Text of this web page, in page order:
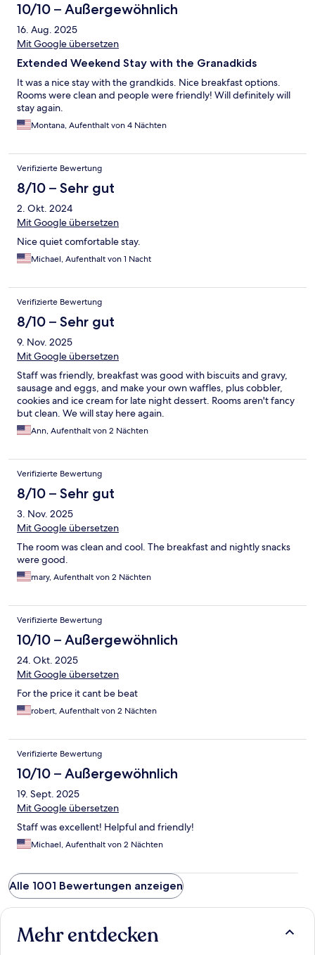
10/10 – Außergewöhnlich
16. Aug. 2025
Mit Google übersetzen
Extended Weekend Stay with the Granadkids
It was a nice stay with the grandkids. Nice breakfast options.
Rooms were clean and people were friendly! Will definitely will
stay again.
Montana, Aufenthalt von 4 Nächten
Verifizierte Bewertung
8/10 – Sehr gut
2. Okt. 2024
Mit Google übersetzen
Nice quiet comfortable stay.
Michael, Aufenthalt von 1 Nacht
Verifizierte Bewertung
8/10 – Sehr gut
9. Nov. 2025
Mit Google übersetzen
Staff was friendly, breakfast was good with biscuits and gravy,
sausage and eggs, and make your own waffles, plus cobbler,
cookies and ice cream for late night dessert. Rooms aren't fancy
but clean. We will stay here again.
Ann, Aufenthalt von 2 Nächten
Verifizierte Bewertung
8/10 – Sehr gut
3. Nov. 2025
Mit Google übersetzen
The room was clean and cool. The breakfast and nightly snacks
were good.
mary, Aufenthalt von 2 Nächten
Verifizierte Bewertung
10/10 – Außergewöhnlich
24. Okt. 2025
Mit Google übersetzen
For the price it cant be beat
robert, Aufenthalt von 2 Nächten
Verifizierte Bewertung
10/10 – Außergewöhnlich
19. Sept. 2025
Mit Google übersetzen
Staff was excellent! Helpful and friendly!
Michael, Aufenthalt von 2 Nächten
Alle 1001 Bewertungen anzeigen
Mehr entdecken